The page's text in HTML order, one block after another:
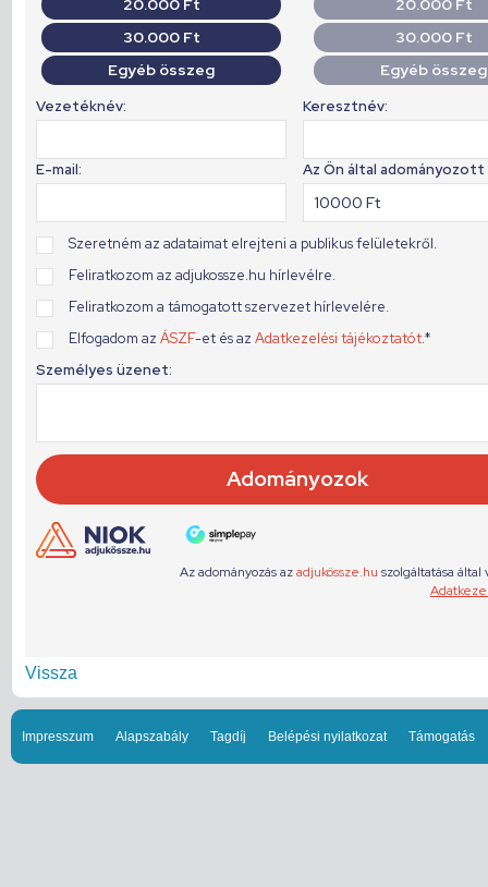
Vissza
Impresszum Alapszabály Tagdíj Belépési nyilatkozat Támogatás